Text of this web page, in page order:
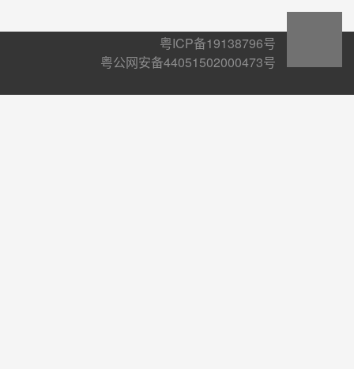
粤ICP备19138796号
粤公网安备44051502000473号